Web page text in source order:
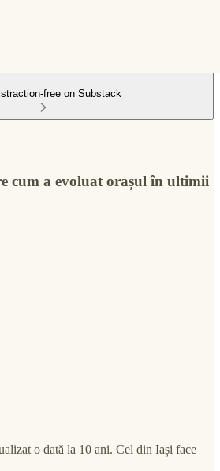
free on Substack
cum a evoluat orașul în ultimii
o dată la 10 ani. Cel din Iași face